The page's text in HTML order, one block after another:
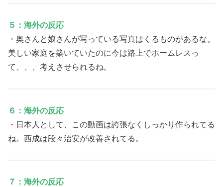
５：海外の反応
・奥さんと娘さんが写っている写真はくるものがあるな。
美しい家庭を築いていたのに今は路上でホームレスっ
て、、、考えさせられるね。
６：海外の反応
・日本人として、この動画は誇張なくしっかり作られてる
ね。西成は段々治安が改善されてる。
７：海外の反応